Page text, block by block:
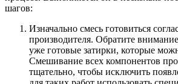
шагов:
Изначально смесь готовиться
производителя. Обратите
уже готовые затирки, которые
Смешивание всех компонентов
тщательно, чтобы исключить